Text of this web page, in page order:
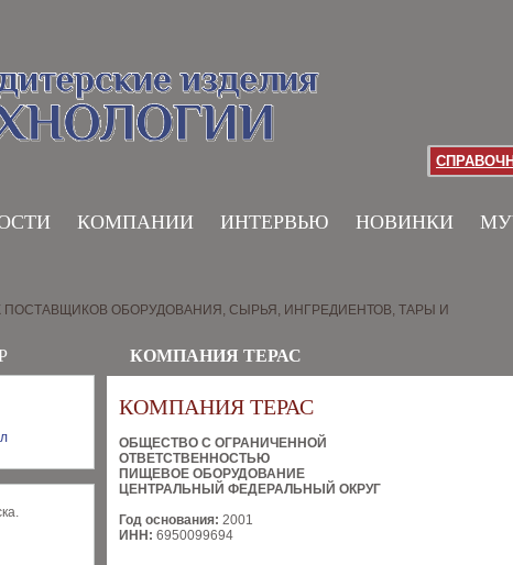
КОМПАНИИ ИНТЕРВЬЮ НОВИНКИ
ПОСТАВЩИКОВ ОБОРУДОВАНИЯ, СЫРЬЯ, ИНГРЕДИЕНТОВ, ТАРЫ И
КОМПАНИЯ ТЕРАС
КОМПАНИЯ ТЕРАС
ОБЩЕСТВО С ОГРАНИЧЕННОЙ
ОТВЕТСТВЕННОСТЬЮ
ПИЩЕВОЕ ОБОРУДОВАНИЕ
ЦЕНТРАЛЬНЫЙ ФЕДЕРАЛЬНЫЙ ОКРУГ
Год основания: 2001
ИНН: 6950099694